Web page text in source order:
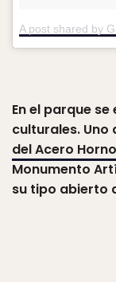
A post shared by
En el parque
culturales. Uno
del Acero
Monumento
su tipo abierto